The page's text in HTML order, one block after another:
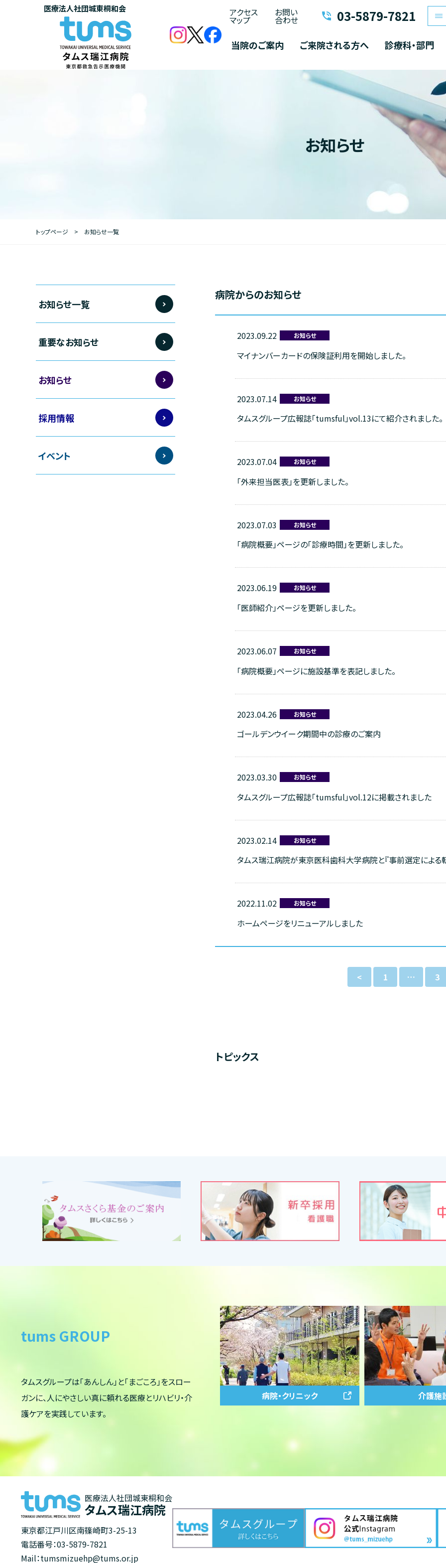
医療法人社団城東桐和会
当院のご案内 ご来院される方へ 診療科・部門
内科
リハビリテー
放射線科
臨床検査科
手術室
薬局
臨床工学科
アクセス
マップ
お問い
合わせ 03-5879-7821
お知らせ
トップページ > お知らせ一覧
病院からのお知らせ
2023.09.22 お知らせ
マイナンバーカードの保険証利用を開始しました。
2023.07.14 お知らせ
タムスグループ広報誌「tumsful」vol.13にて紹介されました。
2023.07.04 お知らせ
「外来担当医表」を更新しました。
2023.07.03 お知らせ
「病院概要」ページの「診療時間」を更新しました。
2023.06.19 お知らせ
「医師紹介」ページを更新しました。
2023.06.07 お知らせ
「病院概要」ページに施設基準を表記しました。
2023.04.26 お知らせ
ゴールデンウイーク期間中の診療のご案内
2023.03.30 お知らせ
タムスグループ広報誌「tumsful」vol.12に掲載されました
2023.02.14 お知らせ
タムス瑞江病院が東京医科歯科大学病院と『事前選定による
2022.11.02 お知らせ
ホームページをリニューアルしました
< 1 … 3
トピックス
お知らせ一覧
重要なお知らせ
お知らせ
採用情報
イベント
tums GROUP
タムスグループは「あんしん」と「まごころ」をスロー
ガンに、人にやさしい真に頼れる医療とリハビリ・介
護ケアを実践しています。
病院・クリニック 介護施
医療法人社団城東桐和会
あいさつ（院長・看護部長）
プライバシーポリシー
撮影禁止等について
カスタマーハラスメント方針
フロア案内
薬局
臨床工学科
医
お知らせ 新卒採用 お問い合わせ
医療法人社団城東桐和会
タムス瑞江病院
東京都江戸川区南篠崎町3-25-13
電話番号：03-5879-7821
Mail：tumsmizuehp@tums.or.jp